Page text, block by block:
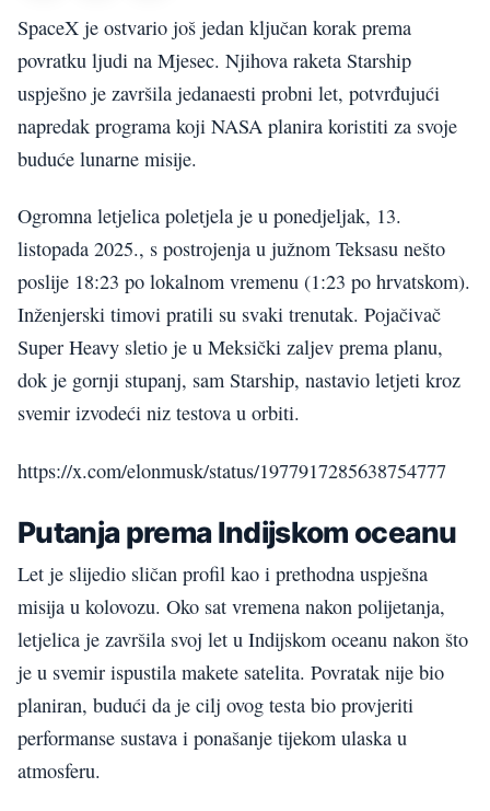
SpaceX je ostvario još jedan ključan korak prema
povratku ljudi na Mjesec. Njihova raketa Starship
uspješno je završila jedanaesti probni let, potvrđujući
napredak programa koji NASA planira koristiti za svoje
buduće lunarne misije.
Ogromna letjelica poletjela je u ponedjeljak, 13.
listopada 2025., s postrojenja u južnom Teksasu nešto
poslije 18:23 po lokalnom vremenu (1:23 po hrvatskom).
Inženjerski timovi pratili su svaki trenutak. Pojačivač
Super Heavy sletio je u Meksički zaljev prema planu,
dok je gornji stupanj, sam Starship, nastavio letjeti kroz
svemir izvodeći niz testova u orbiti.
https://x.com/elonmusk/status/1977917285638754777
Putanja prema Indijskom oceanu
Let je slijedio sličan profil kao i prethodna uspješna
misija u kolovozu. Oko sat vremena nakon polijetanja,
letjelica je završila svoj let u Indijskom oceanu nakon što
je u svemir ispustila makete satelita. Povratak nije bio
planiran, budući da je cilj ovog testa bio provjeriti
performanse sustava i ponašanje tijekom ulaska u
atmosferu.